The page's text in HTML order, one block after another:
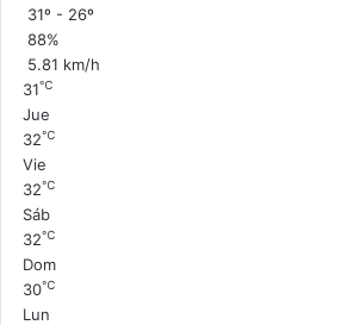
31º - 26º
88%
5.81 km/h
31℃
Jue
32℃
Vie
32℃
Sáb
32℃
Dom
30℃
Lun